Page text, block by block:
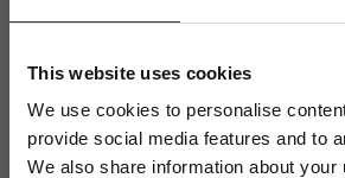
This website uses cookies
We use cookies to personalise
provide social media features and to
We also share information about your
Tieniti
Non perdere le novità di Ripani, iscriviti alla